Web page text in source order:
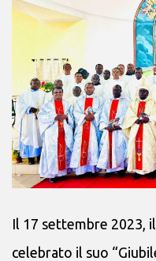
Il 17 settembre 2023,
celebrato il suo